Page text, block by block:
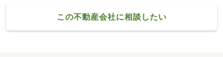
この不動産会社に相談したい